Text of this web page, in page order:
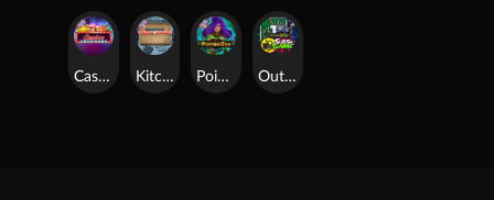
Casino Win Spin Poison Eve Outsourced: Slash Game
Kitchen Drama: Sushi Mania